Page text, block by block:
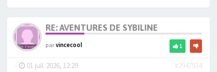
RE: AVENTURES DE SYBILINE
parvincecool 1
- 01 juil. 2026, 12:29
#2947934